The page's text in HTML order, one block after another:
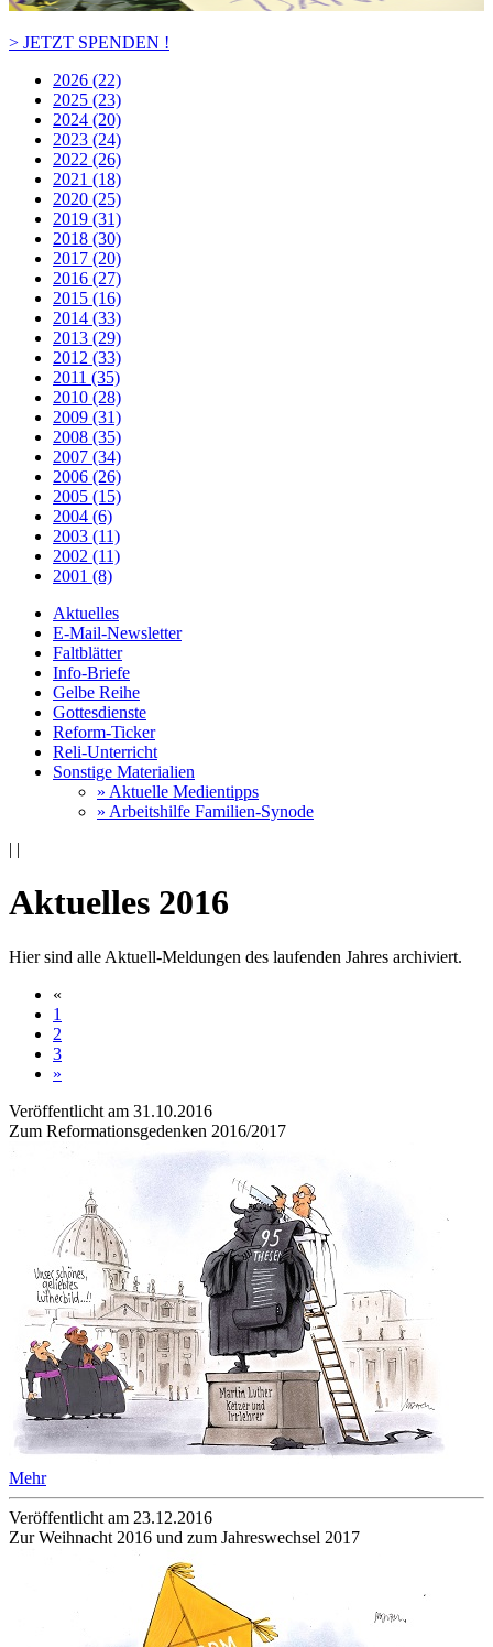
> JETZT SPENDEN !
2026 (22)
2025 (23)
2024 (20)
2023 (24)
2022 (26)
2021 (18)
2020 (25)
2019 (31)
2018 (30)
2017 (20)
2016 (27)
2015 (16)
2014 (33)
2013 (29)
2012 (33)
2011 (35)
2010 (28)
2009 (31)
2008 (35)
2007 (34)
2006 (26)
2005 (15)
2004 (6)
2003 (11)
2002 (11)
2001 (8)
Aktuelles
E-Mail-Newsletter
Faltblätter
Info-Briefe
Gelbe Reihe
Gottesdienste
Reform-Ticker
Reli-Unterricht
Sonstige Materialien
» Aktuelle Medientipps
» Arbeitshilfe Familien-Synode
| |
Aktuelles 2016
Hier sind alle Aktuell-Meldungen des laufenden Jahres archiviert.
«
1
2
3
»
Veröffentlicht am 31­.10.2016
Zum Reformationsgedenken 2016/2017
Mehr
Veröffentlicht am 23­.12.2016
Zur Weihnacht 2016 und zum Jahreswechsel 2017